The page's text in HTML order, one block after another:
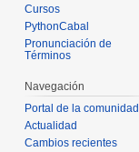
Cursos
PythonCabal
Pronunciación de
Términos
Navegación
Portal de la comunidad
Actualidad
Cambios recientes